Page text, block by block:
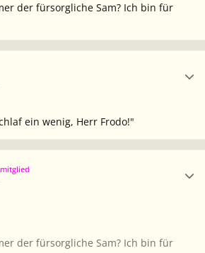
der fürsorgliche Sam? Ich bin für
ein wenig, Herr Frodo!"
der fürsorgliche Sam? Ich bin für